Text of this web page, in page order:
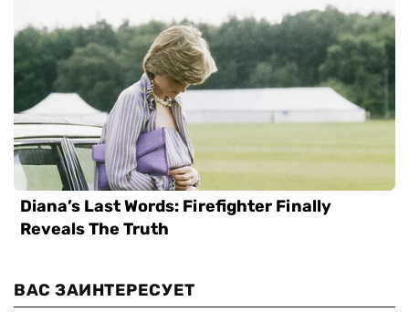
ВАС ЗАИНТЕРЕСУЕТ